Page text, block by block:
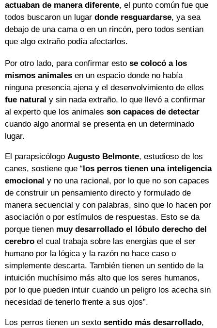
actuaban de manera diferente, el punto común fue que
todos buscaron un lugar donde resguardarse, ya sea
debajo de una cama o en un rincón, pero todos sentían
que algo extraño podía afectarlos.
Por otro lado, para confirmar esto se colocó a los
mismos animales en un espacio donde no había
ninguna presencia ajena y el desenvolvimiento de ellos
fue natural y sin nada extraño, lo que llevó a confirmar
al experto que los animales son capaces de detectar
cuando algo anormal se presenta en un determinado
lugar.
El parapsicólogo Augusto Belmonte, estudioso de los
canes, sostiene que “los perros tienen una inteligencia
emocional y no una racional, por lo que no son capaces
de construir un pensamiento directo y formulado de
manera secuencial y con palabras, sino que lo hacen por
asociación o por estímulos de respuestas. Esto se da
porque tienen muy desarrollado el lóbulo derecho del
cerebro el cual trabaja sobre las energías que el ser
humano por la lógica y la razón no hace caso o
simplemente descarta. También tienen un sentido de la
intuición muchísimo más alto que los seres humanos,
por lo que pueden intuir cuando un peligro los acecha sin
necesidad de tenerlo frente a sus ojos”.
Los perros tienen un sexto sentido más desarrollado,